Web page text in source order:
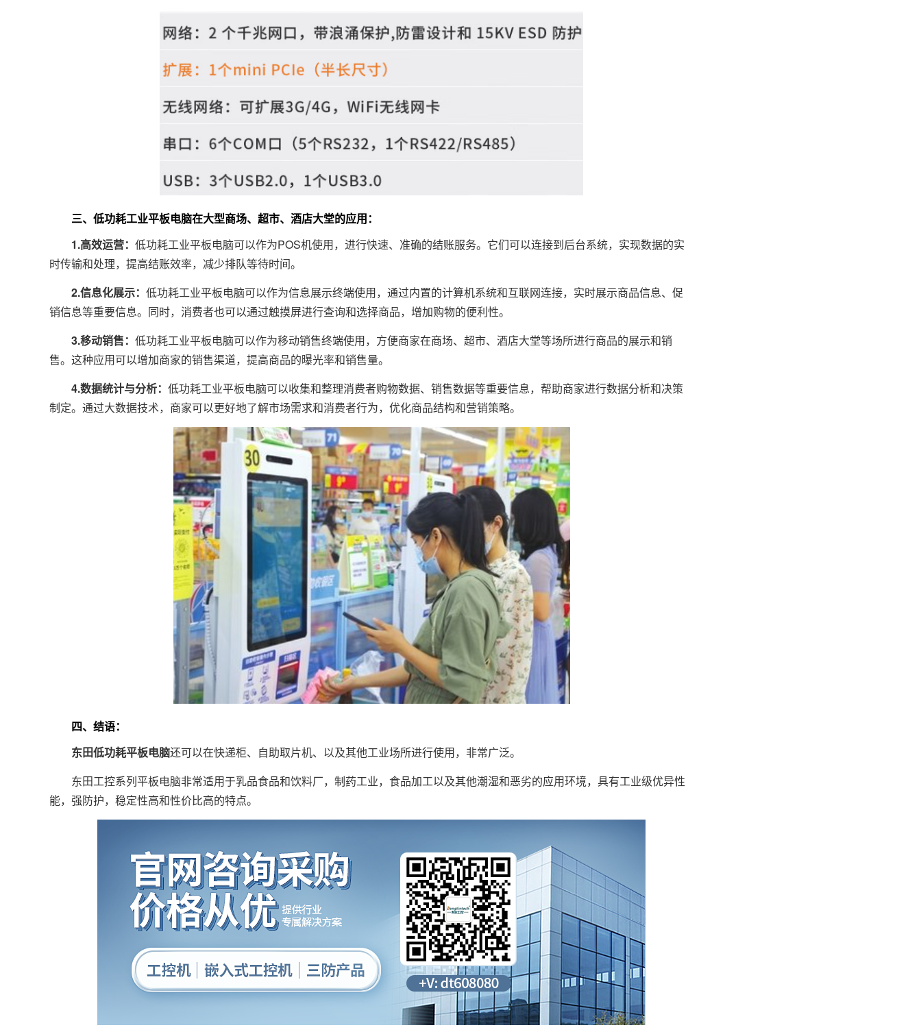
三、低功耗工业平板电脑在大型商场、超市、酒店大堂的应用：
1.高效运营： 低功耗工业平板电脑可以作为POS机使用，进行快速、准确的结账服务。它们可以连接到后台系统，实现数据的实
时传输和处理，提高结账效率，减少排队等待时间。
2.信息化展示： 低功耗工业平板电脑可以作为信息展示终端使用，通过内置的计算机系统和互联网连接，实时展示商品信息、促
销信息等重要信息。同时，消费者也可以通过触摸屏进行查询和选择商品，增加购物的便利性。
3.移动销售： 低功耗工业平板电脑可以作为移动销售终端使用，方便商家在商场、超市、酒店大堂等场所进行商品的展示和销
售。这种应用可以增加商家的销售渠道，提高商品的曝光率和销售量。
4.数据统计与分析： 低功耗工业平板电脑可以收集和整理消费者购物数据、销售数据等重要信息，帮助商家进行数据分析和决策
制定。通过大数据技术，商家可以更好地了解市场需求和消费者行为，优化商品结构和营销策略。
四、结语：
东田低功耗平板电脑还可以在快递柜、自助取片机、以及其他工业场所进行使用，非常广泛。
东田工控系列平板电脑非常适用于乳品食品和饮料厂，制药工业，食品加工以及其他潮湿和恶劣的应用环境，具有工业级优异性
能，强防护，稳定性高和性价比高的特点。